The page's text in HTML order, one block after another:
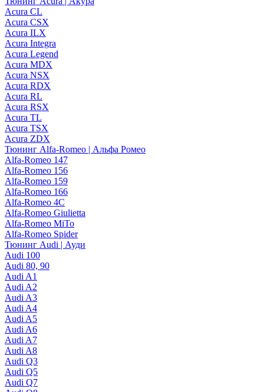
Acura CL
Acura CSX
Acura ILX
Acura Integra
Acura Legend
Acura MDX
Acura NSX
Acura RDX
Acura RL
Acura RSX
Acura TL
Acura TSX
Acura ZDX
Тюнинг Alfa-Romeo | Альфа Ромео
Alfa-Romeo 147
Alfa-Romeo 156
Alfa-Romeo 159
Alfa-Romeo 166
Alfa-Romeo 4C
Alfa-Romeo Giulietta
Alfa-Romeo MiTo
Alfa-Romeo Spider
Тюнинг Audi | Ауди
Audi 100
Audi 80, 90
Audi A1
Audi A2
Audi A3
Audi A4
Audi A5
Audi A6
Audi A7
Audi A8
Audi Q3
Audi Q5
Audi Q7